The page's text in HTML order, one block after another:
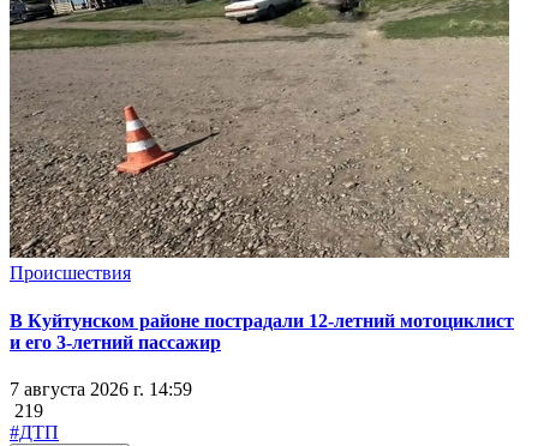
Происшествия
В Куйтунском районе пострадали 12-летний мотоциклист
и его 3-летний пассажир
7 августа 2026 г. 14:59
219
#ДТП